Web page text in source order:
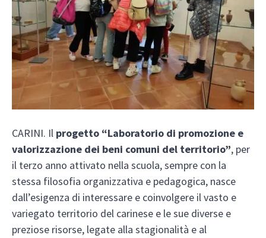
CARINI. Il progetto “Laboratorio di promozione e
valorizzazione dei beni comuni del territorio”, per
il terzo anno attivato nella scuola, sempre con la
stessa filosofia organizzativa e pedagogica, nasce
dall’esigenza di interessare e coinvolgere il vasto e
variegato territorio del carinese e le sue diverse e
preziose risorse, legate alla stagionalità e al